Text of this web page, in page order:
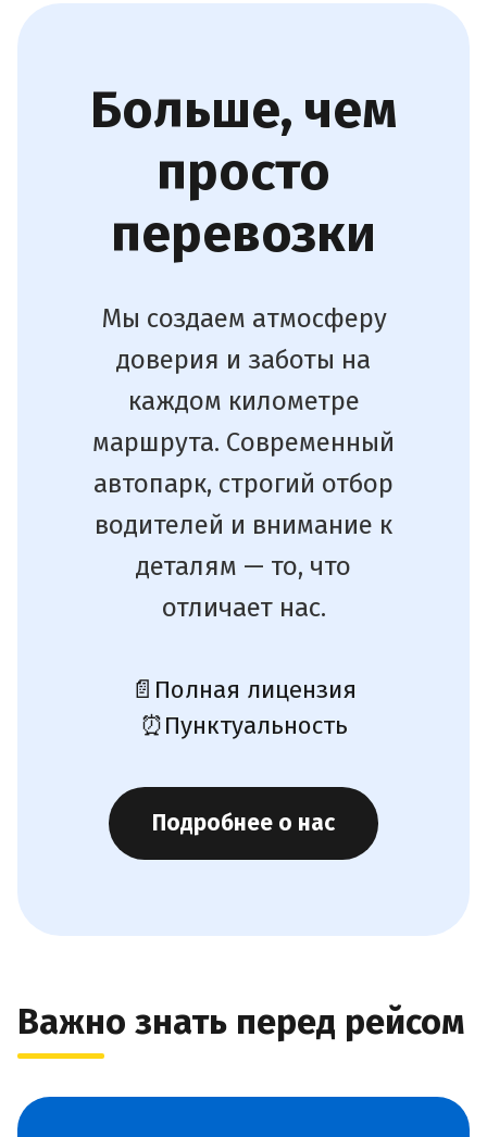
Больше, чем
просто
перевозки
Мы создаем атмосферу
доверия и заботы на
каждом километре
маршрута. Современный
автопарк, строгий отбор
водителей и внимание к
деталям — то, что
отличает нас.
📄 Полная лицензия
⏰Пунктуальность
Подробнее о нас
Важно знать перед рейсом